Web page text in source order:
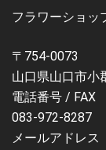
フラワーショ
〒754-0073
山口県山口市小
電話番号 / FAX
083-972-8287
メールアドレス